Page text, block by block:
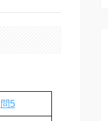
問5